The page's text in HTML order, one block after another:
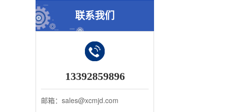
联系我们
13392859896
邮箱：sales@xcmjd.com